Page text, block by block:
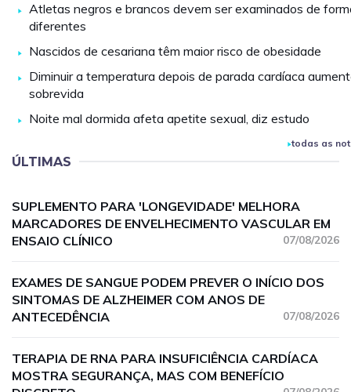
Atletas negros e brancos devem ser examinados de
diferentes
Nascidos de cesariana têm maior risco de obesidade
Diminuir a temperatura depois de parada cardíaca
sobrevida
Noite mal dormida afeta apetite sexual, diz estudo
todas as
ÚLTIMAS
SUPLEMENTO PARA 'LONGEVIDADE' MELHORA
MARCADORES DE ENVELHECIMENTO VASCULAR EM
ENSAIO CLÍNICO
07/08/2026
EXAMES DE SANGUE PODEM PREVER O INÍCIO DOS
SINTOMAS DE ALZHEIMER COM ANOS DE
ANTECEDÊNCIA
07/08/2026
TERAPIA DE RNA PARA INSUFICIÊNCIA CARDÍACA
MOSTRA SEGURANÇA, MAS COM BENEFÍCIO